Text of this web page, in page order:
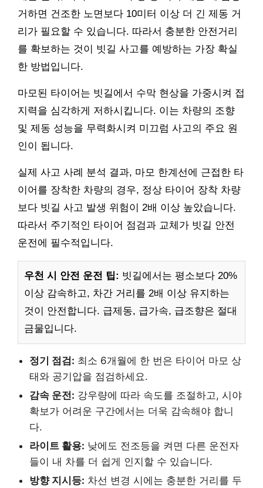
거하면 건조한 노면보다 10미터 이상 더 긴 제동 거
리가 필요할 수 있습니다. 따라서 충분한 안전거리
를 확보하는 것이 빗길 사고를 예방하는 가장 확실
한 방법입니다.
마모된 타이어는 빗길에서 수막 현상을 가중시켜 접
지력을 심각하게 저하시킵니다. 이는 차량의 조향
및 제동 성능을 무력화시켜 미끄럼 사고의 주요 원
인이 됩니다.
실제 사고 사례 분석 결과, 마모 한계선에 근접한 타
이어를 장착한 차량의 경우, 정상 타이어 장착 차량
보다 빗길 사고 발생 위험이 2배 이상 높았습니다.
따라서 주기적인 타이어 점검과 교체가 빗길 안전
운전에 필수적입니다.
우천 시 안전 운전 팁: 빗길에서는 평소보다 20%
이상 감속하고, 차간 거리를 2배 이상 유지하는
것이 안전합니다. 급제동, 급가속, 급조향은 절대
금물입니다.
정기 점검: 최소 6개월에 한 번은 타이어 마모 상
태와 공기압을 점검하세요.
감속 운전: 강우량에 따라 속도를 조절하고, 시야
확보가 어려운 구간에서는 더욱 감속해야 합니
다.
라이트 활용: 낮에도 전조등을 켜면 다른 운전자
들이 내 차를 더 쉽게 인지할 수 있습니다.
방향 지시등: 차선 변경 시에는 충분한 거리를 두